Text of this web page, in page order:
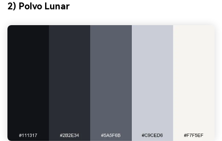
2) Polvo Lunar